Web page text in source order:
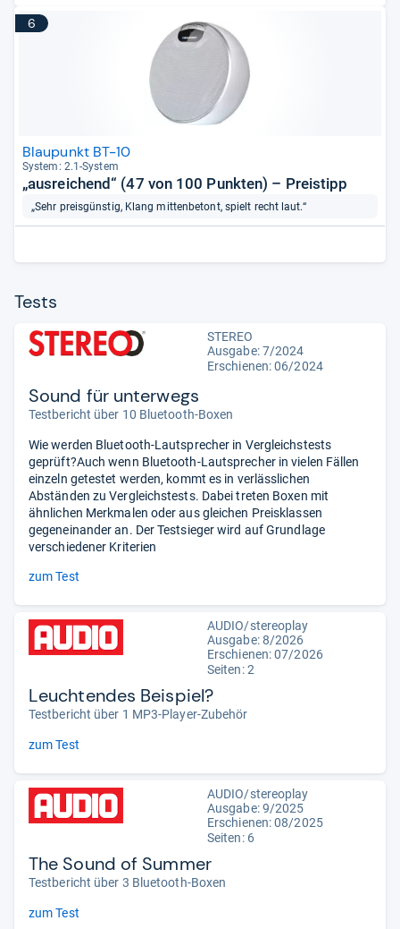
6
Blaupunkt BT-10
Sys­tem: 2.1-​Sys­tem
„ausreichend“ (47 von 100 Punkten) – Preistipp
„Sehr preisgünstig, Klang mittenbetont, spielt recht laut.“
Tests
STEREO
Ausgabe: 7/2024
Erschienen: 06/2024
Sound für unterwegs
Testbericht über 10 Bluetooth-Boxen
Wie werden Bluetooth-Lautsprecher in Vergleichstests
geprüft?Auch wenn Bluetooth-Lautsprecher in vielen Fällen
einzeln getestet werden, kommt es in verlässlichen
Abständen zu Vergleichstests. Dabei treten Boxen mit
ähnlichen Merkmalen oder aus gleichen Preisklassen
gegeneinander an. Der Testsieger wird auf Grundlage
verschiedener Kriterien
zum Test
AUDIO/stereoplay
Ausgabe: 8/2026
Erschienen:07/2026
Seiten: 2
Leuchtendes Beispiel?
Testbericht über 1 MP3-Player-Zubehör
zum Test
AUDIO/stereoplay
Ausgabe: 9/2025
Erschienen: 08/2025
Seiten: 6
The Sound of Summer
Testbericht über 3 Bluetooth-Boxen
zum Test